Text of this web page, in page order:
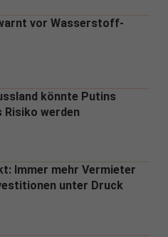
vor Wasserstoff-
könnte Putins
werden
Immer mehr Vermieter
unter Druck